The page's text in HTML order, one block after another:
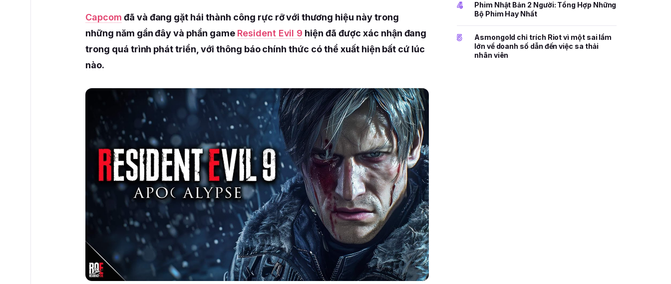
Capcom đã và đang gặt hái thành công rực rỡ với thương hiệu này trong
những năm gần đây và phần game Resident Evil 9 hiện đã được xác nhận đang
trong quá trình phát triển, với thông báo chính thức có thể xuất hiện bất cứ lúc
nào.
4
Phim Nhật Bản 2 Người: Tổng Hợp Những
Bộ Phim Hay Nhất
5
Asmongold chỉ trích Riot vì một sai lầm
lớn về doanh số dẫn đến việc sa thải
nhân viên